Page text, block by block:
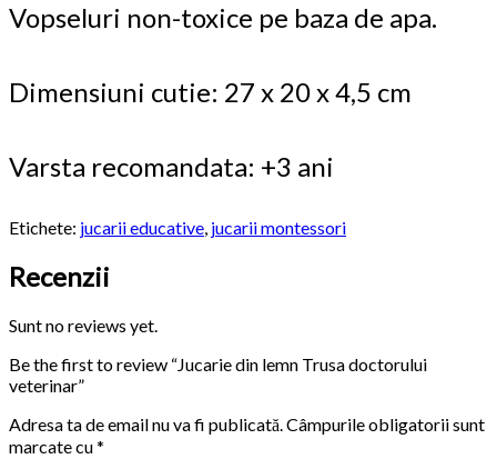
Vopseluri non-toxice pe baza de apa.
Dimensiuni cutie: 27 x 20 x 4,5 cm
Varsta recomandata: +3 ani
Etichete: jucarii educative, jucarii montessori
Recenzii
Sunt no reviews yet.
Be the first to review “Jucarie din lemn Trusa doctorului
veterinar”
Adresa ta de email nu va fi publicată.Câmpurile obligatorii sunt
marcate cu*